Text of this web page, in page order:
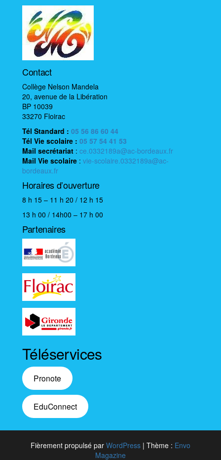
Contact
Collège Nelson Mandela
20, avenue de la Libération
BP 10039
33270 Floirac
Tél Standard : 05 56 86 60 44
Tél Vie scolaire : 05 57 54 41 53
Mail secrétariat : ce.0332189a@ac-bordeaux.fr
Mail Vie scolaire : vie-scolaire.0332189a@ac-
bordeaux.fr
Horaires d’ouverture
8 h 15 – 11 h 20 / 12 h 15
13 h 00 / 14h00 – 17 h 00
Partenaires
Téléservices
Pronote
EduConnect
Fièrement propulsé par WordPress | Thème : Envo
Magazine